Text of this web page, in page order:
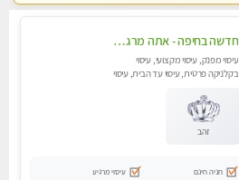
חדשה בחיפה - אתה מרגיש עייף??? זה הזמן להתפנק בעיסוי מקצועי ברמה גבוהה- Highly recommended
עיסוי מפנק, עיסוי מקצועי, עיסוי
בקלניקה פרטית, עיסוי עד הבית, עיסוי
זהב
חניה חינם
עיסוי מרגיע